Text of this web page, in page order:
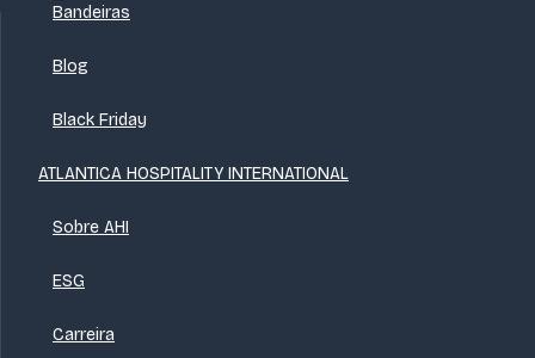
Bandeiras
Blog
Black Friday
ATLANTICA HOSPITALITY INTERNATIONAL
Sobre AHI
ESG
Carreira